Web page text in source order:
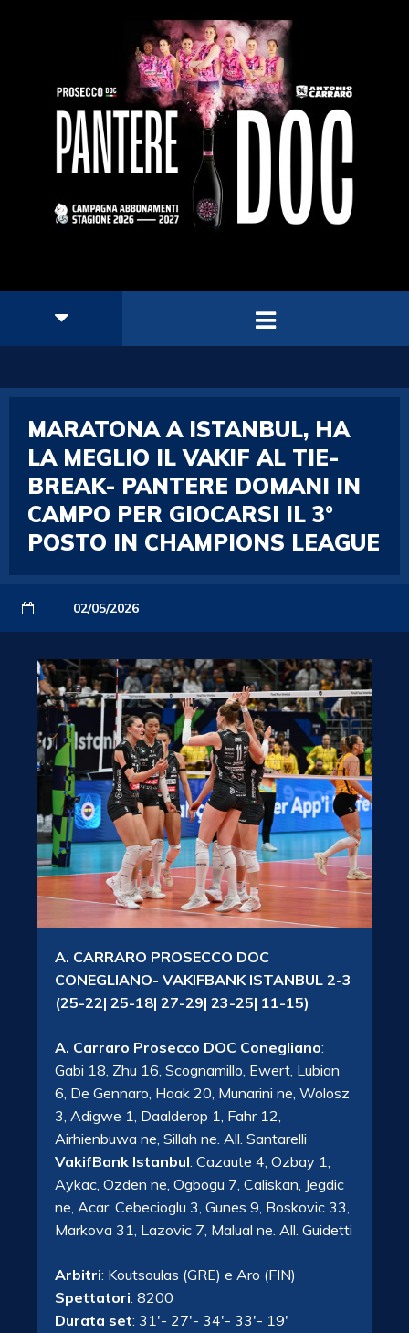
MARATONA A ISTANBUL, HA
LA MEGLIO IL VAKIF AL TIE-
BREAK- PANTERE DOMANI IN
CAMPO PER GIOCARSI IL 3°
POSTO IN CHAMPIONS LEAGUE
02/05/2026
A. CARRARO PROSECCO DOC
CONEGLIANO- VAKIFBANK ISTANBUL 2-3
(25-22| 25-18| 27-29| 23-25| 11-15)
A. Carraro Prosecco DOC Conegliano:
Gabi 18, Zhu 16, Scognamillo, Ewert, Lubian
6, De Gennaro, Haak 20, Munarini ne, Wolosz
3, Adigwe 1, Daalderop 1, Fahr 12,
Airhienbuwa ne, Sillah ne. All. Santarelli
VakifBank Istanbul: Cazaute 4, Ozbay 1,
Aykac, Ozden ne, Ogbogu 7, Caliskan, Jegdic
ne, Acar, Cebecioglu 3, Gunes 9, Boskovic 33,
Markova 31, Lazovic 7, Malual ne. All. Guidetti
Arbitri: Koutsoulas (GRE) e Aro (FIN)
Spettatori: 8200
Durata set: 31′- 27′- 34′- 33′- 19′